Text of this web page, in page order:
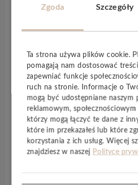
Eternity Oak Brown, który
ułożonych ciemnych i jasnych
intrygującą mieszaninę barw.
click, do klejenia oraz jako
można zatem wybrać dowolny
żadnych ograniczeń. Dzięki
bezklejowemu systemowi
wineo 400 wood L można
łatwo. Ponadto panele
pływającej można bardzo
pozwala na elastyczne podejście
następnej przeprowadzce
Zgoda Szczegóły
Ta strona używa plików cookie.
pomagają nam dostosować
zapewniać funkcje
ruch na stronie. Informacje o
mogą być udostępniane naszym
reklamowym,
którzy mogą łączyć te dane z
które im przekazałeś lub które
korzystania z ich usług. Więcej
znajdziesz w naszej Polityce